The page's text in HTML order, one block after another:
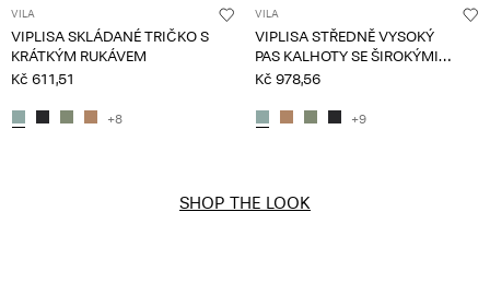
VILA
VIPLISA SKLÁDANÉ TRIČKO S
KRÁTKÝM RUKÁVEM
Kč 611,51
+8
VILA
VIPLISA STŘEDNĚ VYSOKÝ
PAS KALHOTY SE ŠIROKÝMI
NOHAVICEMI
Kč 978,56
+9
SHOP THE LOOK